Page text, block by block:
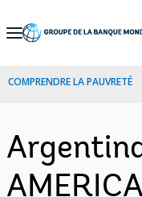
Skip
Navigation
COMPRENDRE LA PAUVRETÉ